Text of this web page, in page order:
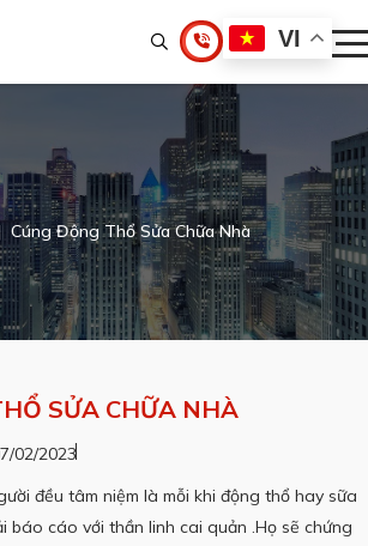
VI
Cúng Động Thổ Sửa Chữa Nhà
SỬA CHỮA NHÀ
02/2023
đều tâm niệm là mỗi khi động thổ hay sữa
báo cáo với thần linh cai quản .Họ sẽ chứng